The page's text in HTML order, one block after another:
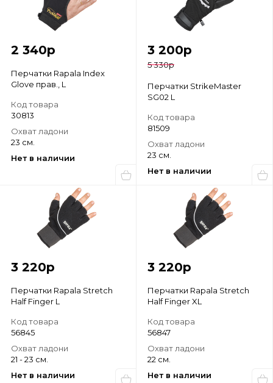
2 340р
Перчатки Rapala Index
Glove прав., L
Код товара
30813
Охват ладони
23 см.
Нет в наличии
3 200р
5 330р
Перчатки StrikeMaster
SG02 L
Код товара
81509
Охват ладони
23 см.
Нет в наличии
3 220р
Перчатки Rapala Stretch
Half Finger L
Код товара
56845
Охват ладони
21 - 23 см.
Нет в наличии
3 220р
Перчатки Rapala Stretch
Half Finger XL
Код товара
56847
Охват ладони
22 см.
Нет в наличии